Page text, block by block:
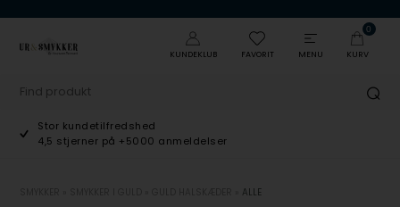
KUNDEKLUB FAVORIT MENU
0
KURV
Stor kundetilfredshed
4,5 stjerner på +5000 anmeldelser
ALLE